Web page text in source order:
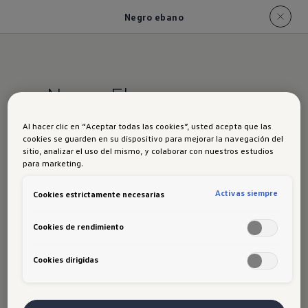
Negro ebano
Negro Ebano
Al ingresar, navegar y hacer uso del Sitio Web, el
correcta y bajo el principio de buena fe, a hacer un
Al hacer clic en “Aceptar todas las cookies”, usted acepta que las
cookies se guarden en su dispositivo para mejorar la navegación del
sitio, analizar el uso del mismo, y colaborar con nuestros estudios
para marketing.
Cookies estrictamente necesarias Activas siempre
Cookies de rendimiento
Cookies dirigidas